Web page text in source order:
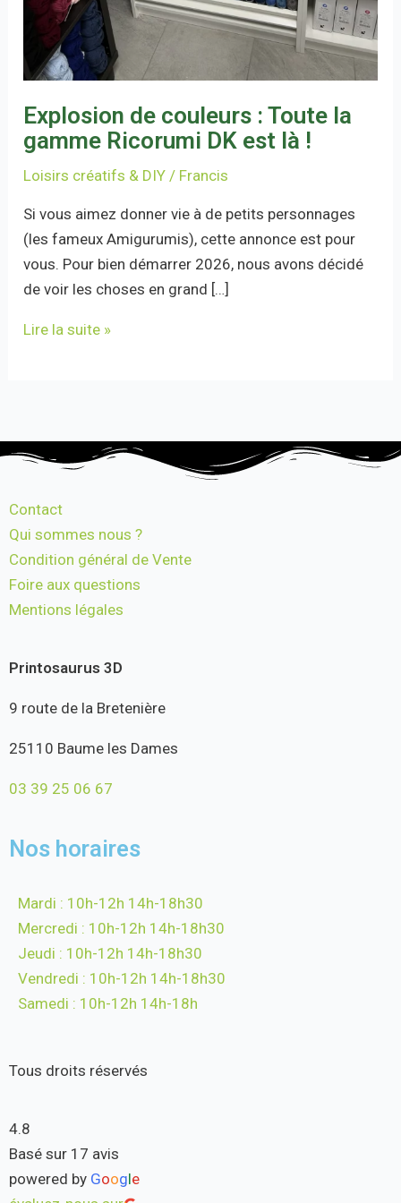
Explosion de couleurs : Toute la
gamme Ricorumi DK est là !
Loisirs créatifs & DIY / Francis
Si vous aimez donner vie à de petits personnages
(les fameux Amigurumis), cette annonce est pour
vous. Pour bien démarrer 2026, nous avons décidé
de voir les choses en grand […]
Lire la suite »
Contact
Qui sommes nous ?
Condition général de Vente
Foire aux questions
Mentions légales
Printosaurus 3D
9 route de la Bretenière
25110 Baume les Dames
03 39 25 06 67
Nos horaires
Mardi : 10h-12h 14h-18h30
Mercredi : 10h-12h 14h-18h30
Jeudi : 10h-12h 14h-18h30
Vendredi : 10h-12h 14h-18h30
Samedi : 10h-12h 14h-18h
Tous droits réservés
4.8
Basé sur 17 avis
powered by Google